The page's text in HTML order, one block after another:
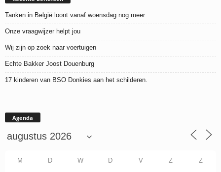
Tanken in België loont vanaf woensdag nog meer
Onze vraagwijzer helpt jou
Wij zijn op zoek naar voertuigen
Echte Bakker Joost Douenburg
17 kinderen van BSO Donkies aan het schilderen.
Agenda
M D W D V Z Z